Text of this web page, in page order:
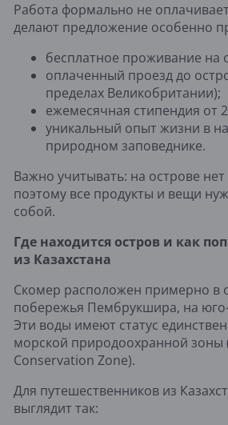
Работа формально не
делают предложение особенно
бесплатное проживание на
оплаченный проезд до
пределах Великобритании);
ежемесячная стипендия от
уникальный опыт жизни в
природном заповеднике.
Важно учитывать: на острове
поэтому все продукты и вещи
собой.
Где находится остров и как
из Казахстана
Скомер расположен примерно в
побережья Пембрукшира, на юго-
Эти воды имеют статус
морской природоохранной зоны
Conservation Zone).
Для путешественников из
выглядит так: